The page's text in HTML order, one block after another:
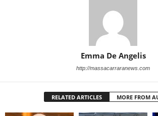
Emma De Angelis
http://massacarraranews.com
RELATED ARTICLES MORE FROM